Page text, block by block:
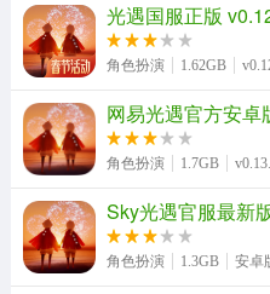
光遇国服正版
角色扮演 1.62GB
网易光遇官方安卓
角色扮演 1.7GB
Sky光遇官服最新
角色扮演 1.3GB 安卓